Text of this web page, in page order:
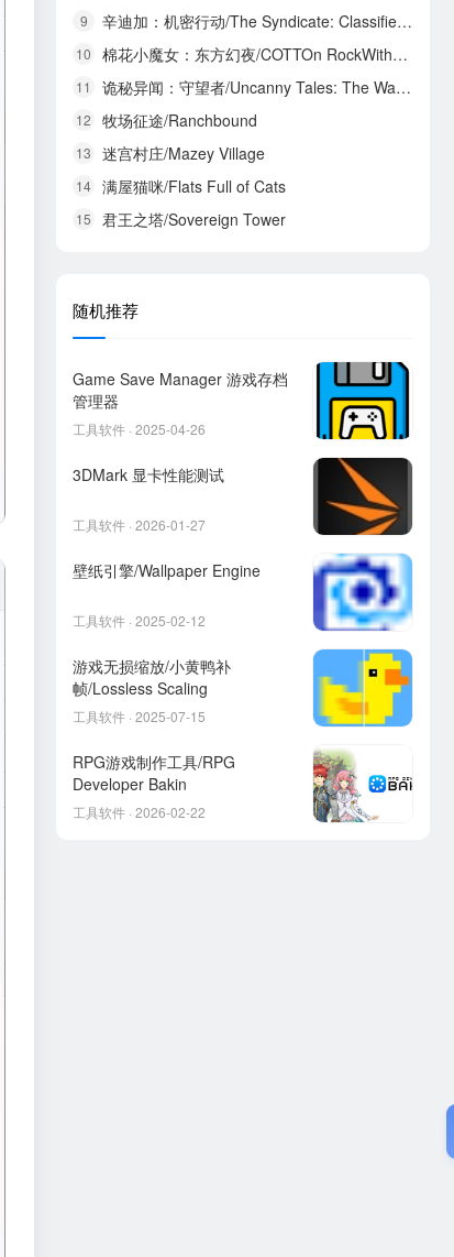
9 辛迪加：机密行动/The Syndicate: Classified Operations
10 棉花小魔女：东方幻夜/COTTOn RockWithYou -ORIENTAL NIGHT DREAMS-
11 诡秘异闻：守望者/Uncanny Tales: The Watcher
12 牧场征途/Ranchbound
13 迷宫村庄/Mazey Village
14 满屋猫咪/Flats Full of Cats
15 君王之塔/Sovereign Tower
随机推荐
Game Save Manager 游戏存档
管理器
工具软件 · 2025-04-26
3DMark 显卡性能测试
工具软件 · 2026-01-27
壁纸引擎/Wallpaper Engine
工具软件 · 2025-02-12
游戏无损缩放/小黄鸭补
帧/Lossless Scaling
工具软件 · 2025-07-15
RPG游戏制作工具/RPG
Developer Bakin
工具软件 · 2026-02-22